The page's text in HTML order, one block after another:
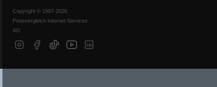
Copyright © 1997-2026
Preisvergleich Internet Services
AG